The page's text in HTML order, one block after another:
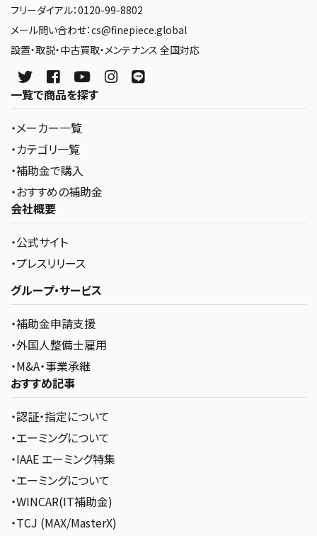
フリーダイアル：0120-99-8802
メール問い合わせ：cs@finepiece.global
設置・取説・中古買取・メンテナンス 全国対応
一覧で商品を探す
・メーカー一覧
・カテゴリ一覧
・補助金で購入
・おすすめの補助金
会社概要
・公式サイト
・プレスリリース
グループ・サービス
・補助金申請支援
・外国人整備士雇用
・M&A・事業承継
おすすめ記事
・認証・指定について
・エーミングについて
・IAAE エーミング特集
・エーミングについて
・WINCAR(IT補助金)
・TCJ (MAX/MasterX)